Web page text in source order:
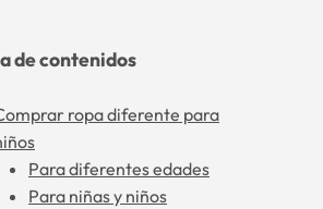
de contenidos
ropa diferente para
Para diferentes edades
Para niñas y niños